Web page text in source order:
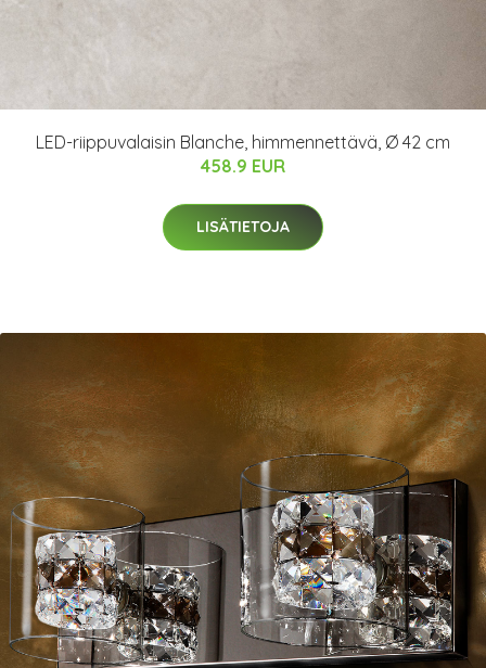
LED-riippuvalaisin Blanche, himmennettävä, Ø 42 cm
458.9 EUR
LISÄTIETOJA